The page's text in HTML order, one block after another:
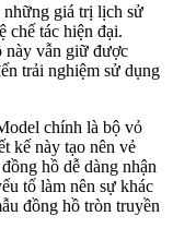
những giá trị lịch sử
chế tác hiện đại.
này vẫn giữ được
trải nghiệm sử dụng
chính là bộ vỏ
kế này tạo nên vẻ
hồ dễ dàng nhận
tố làm nên sự khác
đồng hồ tròn truyền